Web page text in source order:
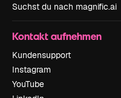
Suchst du nach magnific.ai
Kontakt aufnehmen
Kundensupport
Instagram
YouTube